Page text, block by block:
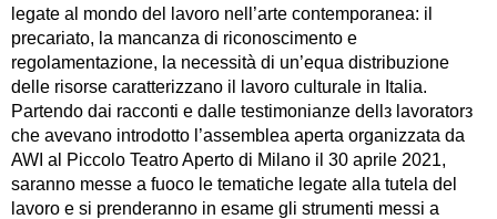
legate al mondo del lavoro nell’arte contemporanea: il
precariato, la mancanza di riconoscimento e
regolamentazione, la necessità di un’equa distribuzione
delle risorse caratterizzano il lavoro culturale in Italia.
Partendo dai racconti e dalle testimonianze dellз lavoratorз
che avevano introdotto l’assemblea aperta organizzata da
AWI al Piccolo Teatro Aperto di Milano il 30 aprile 2021,
saranno messe a fuoco le tematiche legate alla tutela del
lavoro e si prenderanno in esame gli strumenti messi a